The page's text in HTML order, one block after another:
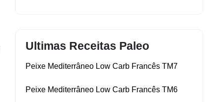
Ultimas Receitas Paleo
Peixe Mediterrâneo Low Carb Francês TM7
Peixe Mediterrâneo Low Carb Francês TM6